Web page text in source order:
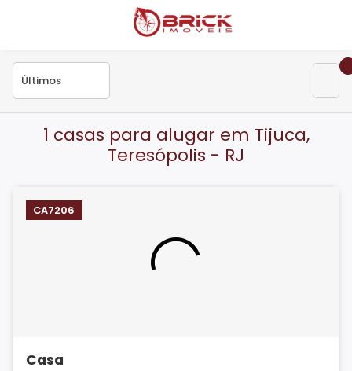
1 casas para alugar em Tijuca,
Teresópolis - RJ
CA7206
Casa